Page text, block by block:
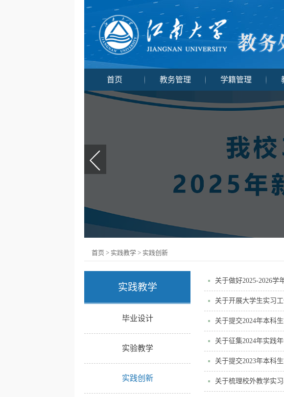
首页 教务管理 学籍管理
首页 > 实践教学 > 实践创新
实践教学
毕业设计
实验教学
实践创新
关于做好2025-2026学
关于开展大学生实习
关于提交2024年本科
关于征集2024年实践
关于提交2023年本科
关于梳理校外教学实